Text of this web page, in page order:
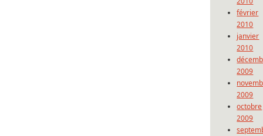
février
2010
janvier
2010
2009
2009
octobre
2009